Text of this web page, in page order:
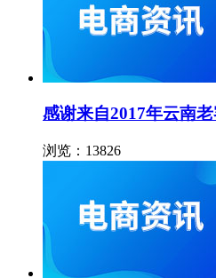
感谢来自2017年云南
浏览：13826